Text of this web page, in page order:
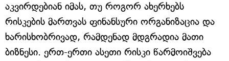
აკვირდებიან იმას, თუ როგორ ახერხებს
რისკების მართვას ფინანსური ორგანიზაცია და
ხარისხობრივად, რამდენად მდგრადია მათი
ბიზნესი. ერთ-ერთი ასეთი რისკი წარმოიშვება